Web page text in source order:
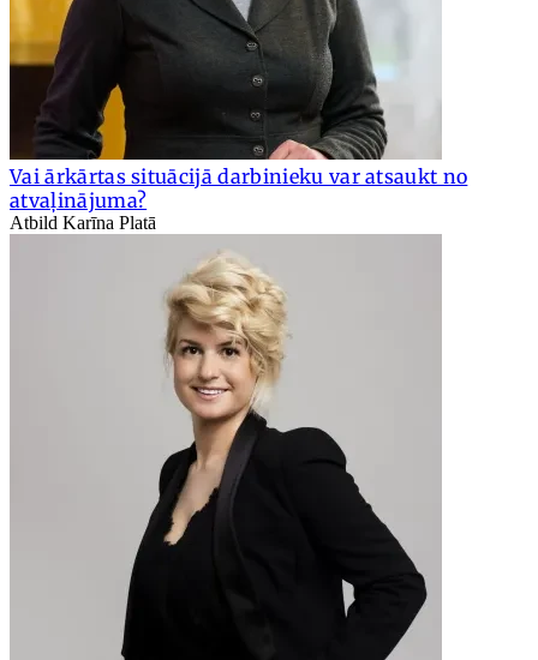
Vai ārkārtas situācijā darbinieku var atsaukt no
atvaļinājuma?
Atbild Karīna Platā